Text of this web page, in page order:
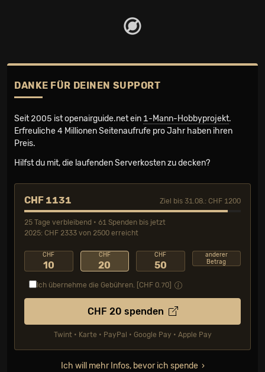
DANKE FÜR DEINEN SUPPORT
Seit 2005 ist openairguide.net ein 1-Mann-Hobbyprojekt.
Erfreuliche 4 Millionen Seiten­aufrufe pro Jahr haben ihren
Preis.
Hilfst du mit, die laufenden Serverkosten zu decken?
CHF 1131 Ziel bis 31.08.: CHF 1200
25 Tage verbleibend • 61 Spenden bis jetzt
2025: CHF 2333 von 2500 erreicht
CHF
10
CHF
20
CHF
50
anderer
Betrag
Ich übernehme die Gebühren. [CHF 0.70
CHF 20 spenden
Twint • Karte • PayPal • Google Pay • Apple Pay
Ich will mehr Infos, bevor ich spende